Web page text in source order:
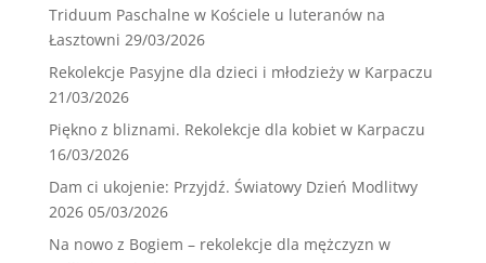
Triduum Paschalne w Kościele u luteranów na
Łasztowni 29/03/2026
Rekolekcje Pasyjne dla dzieci i młodzieży w Karpaczu
21/03/2026
Piękno z bliznami. Rekolekcje dla kobiet w Karpaczu
16/03/2026
Dam ci ukojenie: Przyjdź. Światowy Dzień Modlitwy
2026 05/03/2026
Na nowo z Bogiem – rekolekcje dla mężczyzn w